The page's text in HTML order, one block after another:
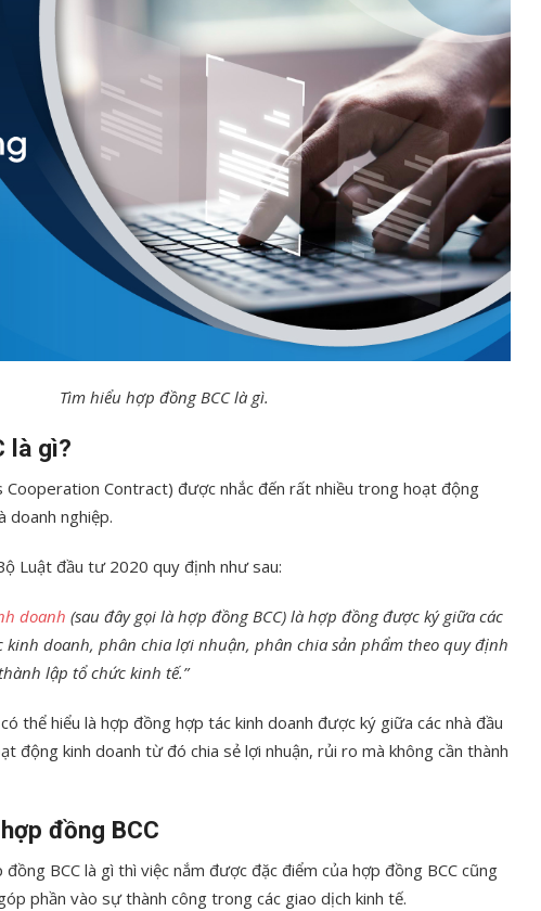
Tìm hiểu hợp đồng BCC là gì.
là gì?
Cooperation Contract) được nhắc đến rất nhiều trong hoạt động
doanh nghiệp.
Luật đầu tư 2020 quy định như sau:
doanh (sau đây gọi là hợp đồng BCC) là hợp đồng được ký giữa các
doanh, phân chia lợi nhuận, phân chia sản phẩm theo quy định
lập tổ chức kinh tế.”
thể hiểu là hợp đồng hợp tác kinh doanh được ký giữa các nhà đầu
động kinh doanh từ đó chia sẻ lợi nhuận, rủi ro mà không cần thành
đồng BCC
đồng BCC là gì thì việc nắm được đặc điểm của hợp đồng BCC cũng
phần vào sự thành công trong các giao dịch kinh tế.